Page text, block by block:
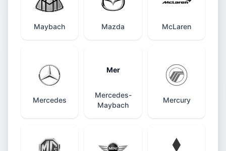
Maybach Mazda McLaren
Mercedes
Mer
Mercedes-
Maybach
Mercury